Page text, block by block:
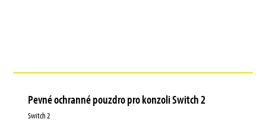
Pevné ochranné pouzdro pro konzoli Switch 2
Switch 2